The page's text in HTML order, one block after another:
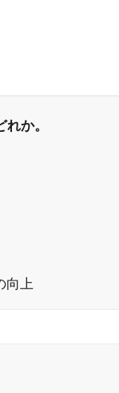
か。
向上